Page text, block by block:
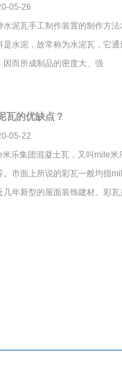
05-26
水泥瓦手工制作装置的制作方
是水泥，故常称为水泥瓦，它
因而所成制品的密度大、强
瓦的优缺点？
05-22
米乐集团混凝土瓦，又叫mile米
。市面上所说的彩瓦一般均指
几年新型的屋面装饰建材。彩